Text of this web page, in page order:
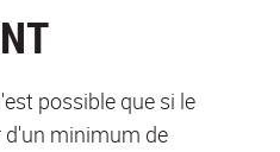
possible que si le
minimum de